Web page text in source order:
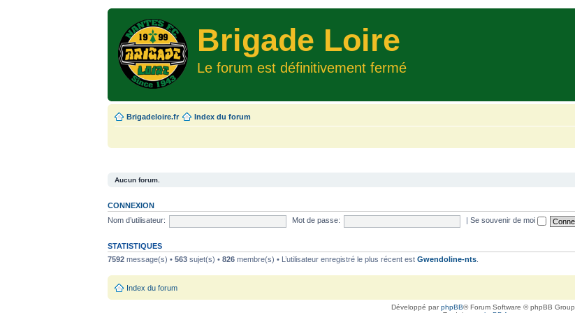
Brigade Loire
Le forum est définitivement fermé
Brigadeloire.fr Index du forum
Aucun forum.
CONNEXION
Nom d’utilisateur:
Mot de passe: Se souvenir de moi
STATISTIQUES
7592 message(s) •563 sujet(s) •826 membre(s) • L’utilisateur enregistré le plus récent estGwendoline-nts
Index du forum
Développé parphpBB® Forum Software © phpBB Group